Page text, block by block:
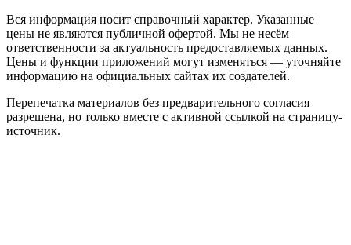
Вся информация носит справочный характер. Указанные
цены не являются публичной офертой. Мы не несём
ответственности за актуальность предоставляемых данных.
Цены и функции приложений могут изменяться — уточняйте
информацию на официальных сайтах их создателей.
Перепечатка материалов без предварительного согласия
разрешена, но только вместе с активной ссылкой на страницу-
источник.